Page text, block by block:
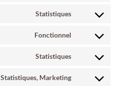
service
recaptcha
Statistiques
Consent
service
analytics
Fonctionnel
Consent
service
Statistiques
Consent
service
Statistiques, Marketing
Consent